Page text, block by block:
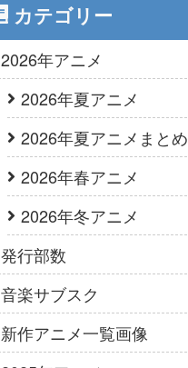
カテゴリー
2026年アニメ
2026年夏アニメ
2026年夏アニメまとめ
2026年春アニメ
2026年冬アニメ
発行部数
音楽サブスク
新作アニメ一覧画像